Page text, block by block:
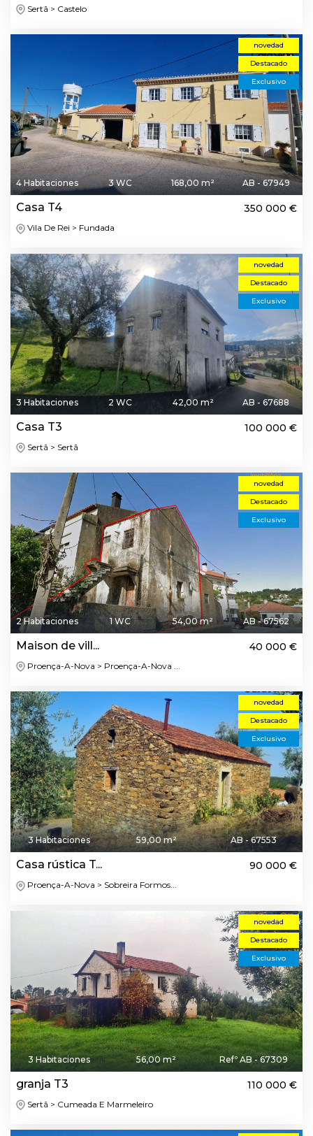
Sertã > Castelo
novedad
Destacado
Exclusivo
4 Habitaciones 3 WC 168,00 m² AB - 67949
Casa T4 350 000 €
Vila De Rei > Fundada
novedad
Destacado
Exclusivo
3 Habitaciones 2 WC 42,00 m² AB - 67688
Casa T3 100 000 €
Sertã > Sertã
novedad
Destacado
Exclusivo
2 Habitaciones 1 WC 54,00 m² AB - 67562
Maison de vill... 40 000 €
Proença-A-Nova > Proença-A-Nova ...
novedad
Destacado
Exclusivo
3 Habitaciones 59,00 m² AB - 67553
Casa rústica T... 90 000 €
Proença-A-Nova > Sobreira Formos...
novedad
Destacado
Exclusivo
3 Habitaciones 56,00 m² Refº AB - 67309
granja T3 110 000 €
Sertã > Cumeada E Marmeleiro